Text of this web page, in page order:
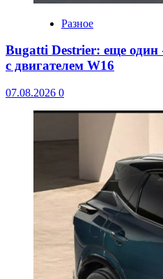
Разное
Bugatti Destrier: еще один
с двигателем W16
07.08.2026 0